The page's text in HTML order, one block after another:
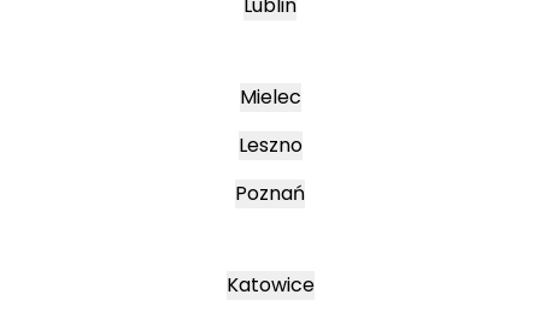
Mielec
Leszno
Poznań
Katowice